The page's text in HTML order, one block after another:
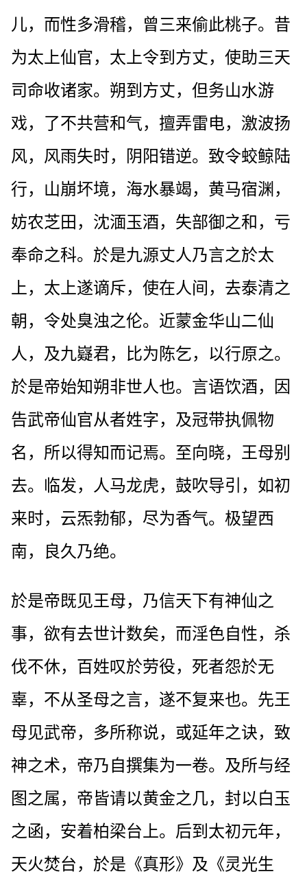
儿，而性多滑稽，曾三来偷此桃子。昔
为太上仙官，太上令到方丈，使助三天
司命收诸家。朔到方丈，但务山水游
戏，了不共营和气，擅弄雷电，激波扬
风，风雨失时，阴阳错逆。致令蛟鲸陆
行，山崩坏境，海水暴竭，黄马宿渊，
妨农芝田，沈湎玉酒，失部御之和，亏
奉命之科。於是九源丈人乃言之於太
上，太上遂谪斥，使在人间，去泰清之
朝，令处臭浊之伦。近蒙金华山二仙
人，及九嶷君，比为陈乞，以行原之。
於是帝始知朔非世人也。言语饮酒，因
告武帝仙官从者姓字，及冠带执佩物
名，所以得知而记焉。至向晓，王母别
去。临发，人马龙虎，鼓吹导引，如初
来时，云炁勃郁，尽为香气。极望西
南，良久乃绝。
於是帝既见王母，乃信天下有神仙之
事，欲有去世计数矣，而淫色自性，杀
伐不休，百姓叹於劳役，死者怨於无
辜，不从圣母之言，遂不复来也。先王
母见武帝，多所称说，或延年之诀，致
神之术，帝乃自撰集为一卷。及所与经
图之属，帝皆请以黄金之几，封以白玉
之函，安着柏梁台上。后到太初元年，
天火焚台，於是《真形》及《灵光生